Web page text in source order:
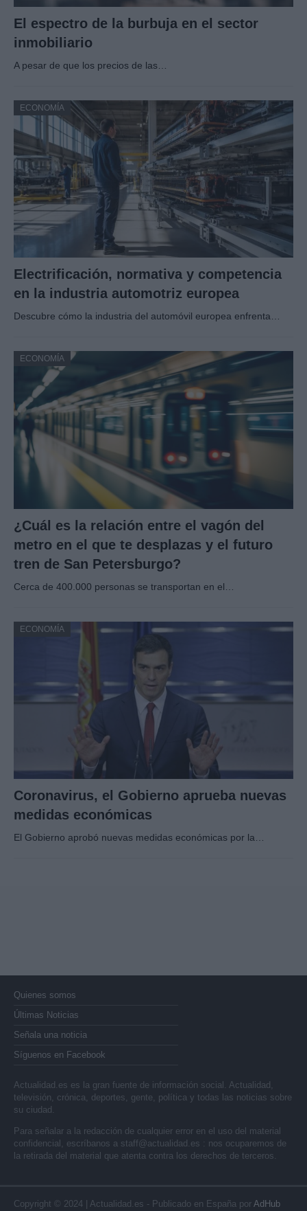
El espectro de la burbuja en el sector
inmobiliario
A pesar de que los precios de las…
ECONOMÍA
Electrificación, normativa y competencia
en la industria automotriz europea
Descubre cómo la industria del automóvil europea enfrenta…
ECONOMÍA
¿Cuál es la relación entre el vagón del
metro en el que te desplazas y el futuro
tren de San Petersburgo?
Cerca de 400.000 personas se transportan en el…
ECONOMÍA
Coronavirus, el Gobierno aprueba nuevas
medidas económicas
El Gobierno aprobó nuevas medidas económicas por la…
Quienes somos
Últimas Noticias
Señala una noticia
Síguenos en Facebook
Actualidad.es es la gran fuente de información social. Actualidad,
televisión, crónica, deportes, gente, política y todas las noticias sobre
su ciudad.
Para señalar a la redacción de cualquier error en el uso del material
confidencial, escríbanos a staff@actualidad.es : nos ocuparemos de
la retirada del material que atenta contra los derechos de terceros.
Copyright © 2024 | Actualidad.es - Publicado en España por AdHub